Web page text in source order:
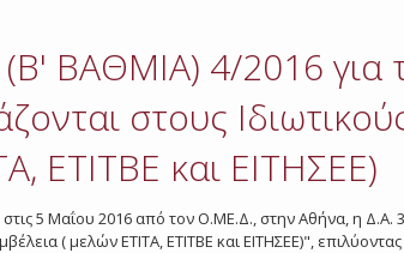
ΒΑΘΜΙΑ) 4/2016 για
στους
ΕΤΙΤΒΕ και ΕΙΤΗΣΕΕ)
5 Μαΐου 2016 από τον Ο.ΜΕ.Δ., στην Αθήνα, η Δ.Α.
( μελών ΕΤΙΤΑ, ΕΤΙΤΒΕ και ΕΙΤΗΣΕΕ)",